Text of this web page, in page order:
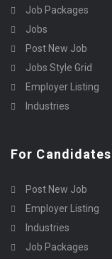
Job Packages
Jobs
Post New Job
Jobs Style Grid
Employer Listing
Industries
For Candidates
Post New Job
Employer Listing
Industries
Job Packages